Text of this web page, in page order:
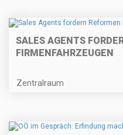
SALES AGENTS
FIRMENFAHRZEUGEN
Zentralraum